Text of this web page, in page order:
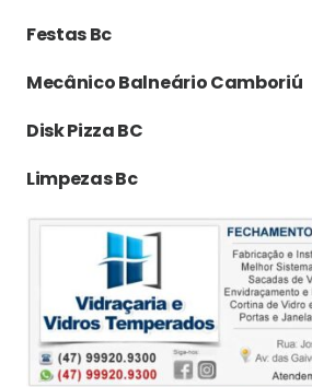
Festas Bc
Mecânico Balneário Camboriú
Disk Pizza BC
Limpezas Bc